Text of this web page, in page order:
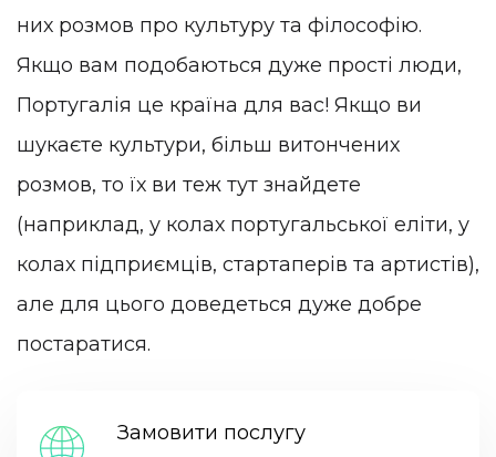
них розмов про культуру та філософію.
Якщо вам подобаються дуже прості люди,
Португалія це країна для вас! Якщо ви
шукаєте культури, більш витончених
розмов, то їх ви теж тут знайдете
(наприклад, у колах португальської еліти, у
колах підприємців, стартаперів та артистів),
але для цього доведеться дуже добре
постаратися.
Замовити послугу